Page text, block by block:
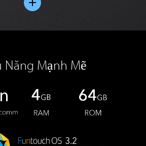
Năng Mạnh Mẽ